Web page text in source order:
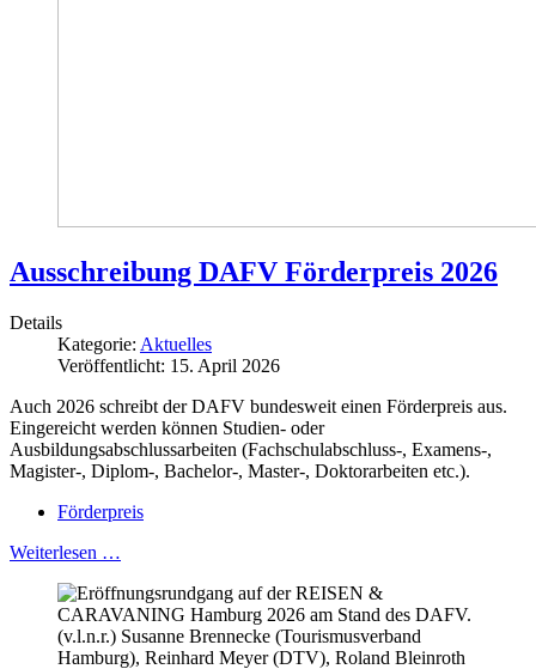
Ausschreibung DAFV Förderpreis 2026
Details
Kategorie: Aktuelles
Veröffentlicht: 15. April 2026
Auch 2026 schreibt der DAFV bundesweit einen Förderpreis aus.
Eingereicht werden können Studien- oder
Ausbildungsabschlussarbeiten (Fachschulabschluss-, Examens-,
Magister-, Diplom-, Bachelor-, Master-, Doktorarbeiten etc.).
Förderpreis
Weiterlesen …